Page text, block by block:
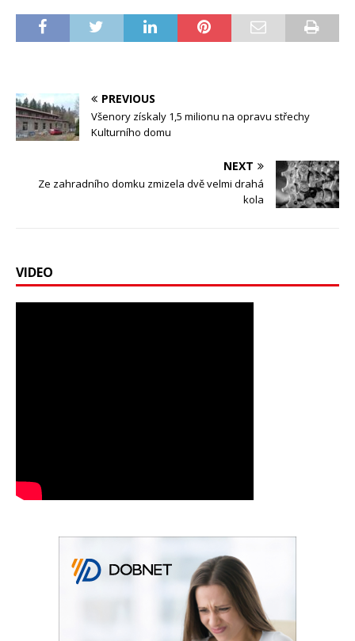
PREVIOUS
Všenory získaly 1,5 milionu na opravu střechy
Kulturního domu
NEXT
Ze zahradního domku zmizela dvě velmi drahá
kola
VIDEO